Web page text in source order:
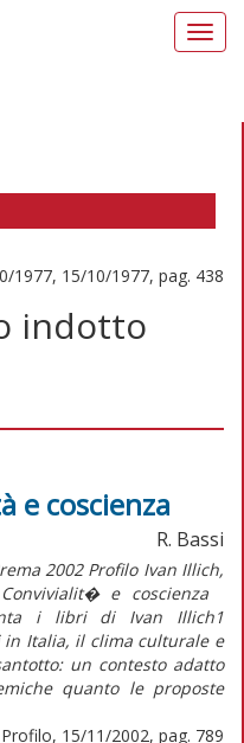
1977, 15/10/1977, pag. 438
indotto
e coscienza
R. Bassi
2002 Profilo Ivan Illich,
e coscienza
i libri di Ivan Illich1
Italia, il clima culturale e
un contesto adatto
quanto le proposte
Profilo, 15/11/2002, pag. 789